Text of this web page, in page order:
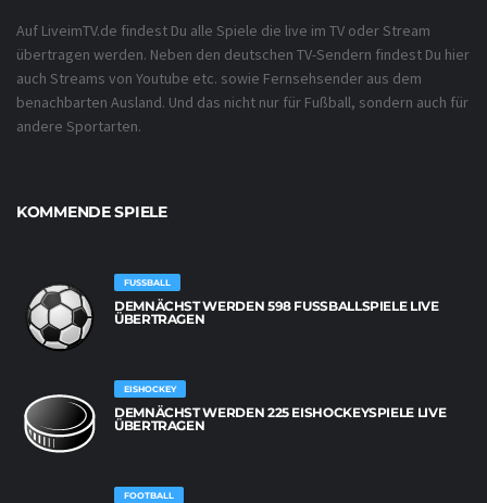
Auf LiveimTV.de findest Du alle Spiele die live im TV oder Stream
übertragen werden. Neben den deutschen TV-Sendern findest Du hier
auch Streams von Youtube etc. sowie Fernsehsender aus dem
benachbarten Ausland. Und das nicht nur für Fußball, sondern auch für
andere Sportarten.
KOMMENDE SPIELE
FUSSBALL
DEMNÄCHST WERDEN 598 FUSSBALLSPIELE LIVE Ü
BERTRAGEN
EISHOCKEY
DEMNÄCHST WERDEN 225 EISHOCKEYSPIELE LIVE
ÜBERTRAGEN
FOOTBALL